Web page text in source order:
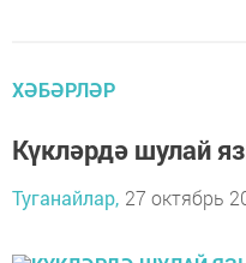
ХӘБӘРЛӘР
Күкләрдә шулай
Туганайлар, 27 октябрь